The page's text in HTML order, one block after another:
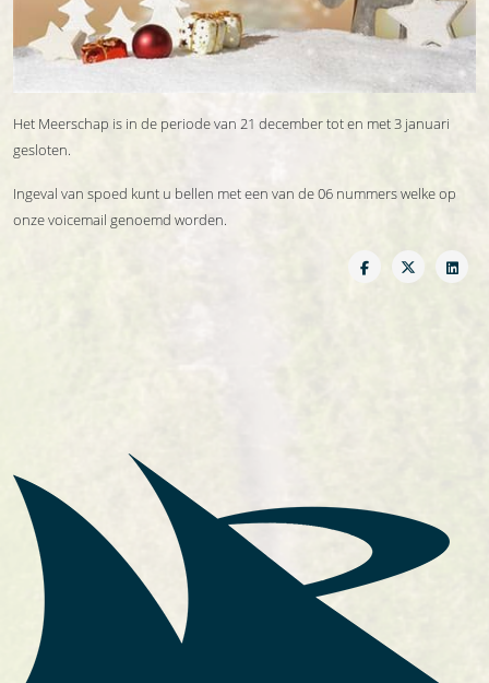
Het Meerschap is in de periode van 21 december tot en met 3 januari
gesloten.
Ingeval van spoed kunt u bellen met een van de 06 nummers welke op
onze voicemail genoemd worden.